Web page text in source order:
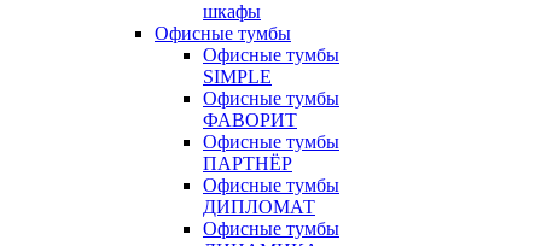
шкафы
Офисные тумбы
Офисные тумбы
SIMPLE
Офисные тумбы
ФАВОРИТ
Офисные тумбы
ПАРТНЁР
Офисные тумбы
ДИПЛОМАТ
Офисные тумбы